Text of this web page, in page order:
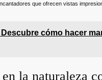
que ofrecen vistas
Descubre cómo hacer
la naturaleza